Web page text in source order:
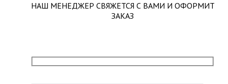
НАШ МЕНЕДЖЕР СВЯЖЕТСЯ С ВАМИ И ОФОРМИТ
ЗАКАЗ